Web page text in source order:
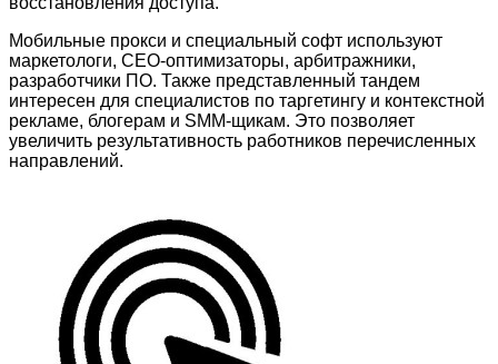
Мобильные прокси и специальный софт используют
маркетологи, СЕО-оптимизаторы, арбитражники,
разработчики ПО. Также представленный тандем
интересен для специалистов по таргетингу и контекстной
рекламе, блогерам и SMM-щикам. Это позволяет
увеличить результативность работников перечисленных
направлений.